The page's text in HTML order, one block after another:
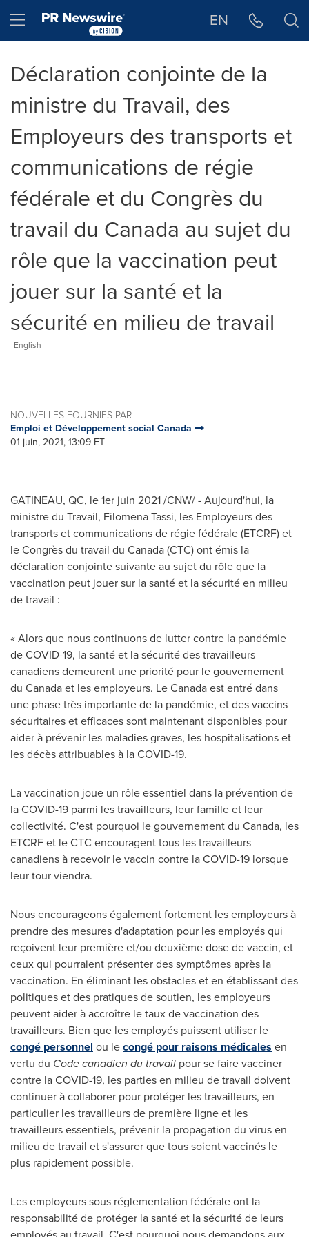
Hamburger menu EN
Déclaration conjointe de la
ministre du Travail, des
Employeurs des transports et
communications de régie
fédérale et du Congrès du
travail du Canada au sujet du
rôle que la vaccination peut
jouer sur la santé et la
sécurité en milieu de travail
English
NOUVELLES FOURNIES PAR
Emploi et Développement social Canada
01 juin, 2021, 13:09 ET
GATINEAU, QC, le 1er juin 2021 /CNW/ - Aujourd'hui, la
ministre du Travail, Filomena Tassi, les Employeurs des
transports et communications de régie fédérale (ETCRF) et
le Congrès du travail du Canada (CTC) ont émis la
déclaration conjointe suivante au sujet du rôle que la
vaccination peut jouer sur la santé et la sécurité en milieu
de travail :
« Alors que nous continuons de lutter contre la pandémie
de COVID-19, la santé et la sécurité des travailleurs
canadiens demeurent une priorité pour le gouvernement
du Canada et les employeurs. Le Canadaest entré dans
une phase très importante de la pandémie, et des vaccins
sécuritaires et efficaces sont maintenant disponibles pour
aider à prévenir les maladies graves, les hospitalisations et
les décès attribuables à la COVID-19.
La vaccination joue un rôle essentiel dans la prévention de
la COVID-19 parmi les travailleurs, leur famille et leur
collectivité. C'est pourquoi le gouvernement du Canada, les
ETCRF et le CTC encouragent tous les travailleurs
canadiens à recevoir le vaccin contre la COVID-19 lorsque
leur tour viendra.
Nous encourageons également fortement les employeurs à
prendre des mesures d'adaptation pour les employés qui
reçoivent leur première et/ou deuxième dose de vaccin, et
ceux qui pourraient présenter des symptômes après la
vaccination. En éliminant les obstacles et en établissant des
politiques et des pratiques de soutien, les employeurs
peuvent aider à accroître le taux de vaccination des
travailleurs. Bien que les employés puissent utiliser le
congé personnel ou lecongé pour raisons médicales en
vertu du Code canadien du travail pour se faire vacciner
contre la COVID-19, les parties en milieu de travail doivent
continuer à collaborer pour protéger les travailleurs, en
particulier les travailleurs de première ligne et les
travailleurs essentiels, prévenir la propagation du virus en
milieu de travail et s'assurer que tous soient vaccinés le
plus rapidement possible.
Les employeurs sous réglementation fédérale ont la
responsabilité de protéger la santé et la sécurité de leurs